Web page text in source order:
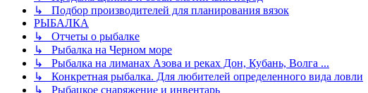
↳ Подбор производителей для планирования вязок
РЫБАЛКА
↳ Отчеты о рыбалке
↳ Рыбалка на Черном море
↳ Рыбалка на лиманах Азова и реках Дон, Кубань, Волга ...
↳ Конкретная рыбалка. Для любителей определенного вида ловли
↳ Рыбацкое снаряжение и инвентарь